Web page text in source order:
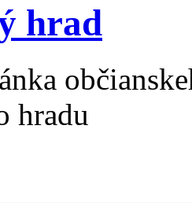
hrad
hradu